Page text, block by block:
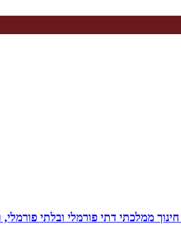
ממלכתי דתי פורמלי ובלתי